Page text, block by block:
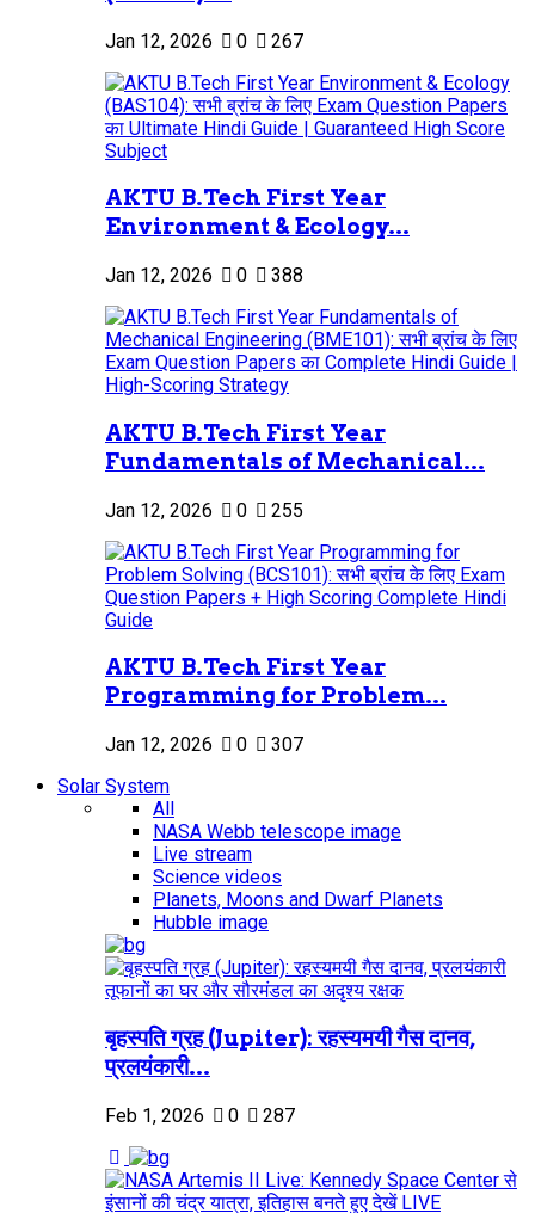
Jan 12, 2026 0 267
AKTU B.Tech First Year
Environment & Ecology...
Jan 12, 2026 0 388
AKTU B.Tech First Year
Fundamentals of Mechanical...
Jan 12, 2026 0 255
AKTU B.Tech First Year
Programming for Problem...
Jan 12, 2026 0
307
Solar System
All
NASA Webb telescope image
Live stream
Science videos
Planets, Moons and Dwarf Planets
Hubble image
बृहस्पति ग्रह (Jupiter): रहस्यमयी गैस दानव,
प्रलयंकारी...
Feb 1, 2026 0 287